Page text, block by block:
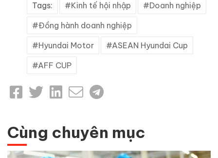
Tags: Kinh tế hội nhập Doanh nghiệp
Đồng hành doanh nghiệp
Hyundai Motor ASEAN Hyundai Cup
AFF CUP
Cùng chuyên mục